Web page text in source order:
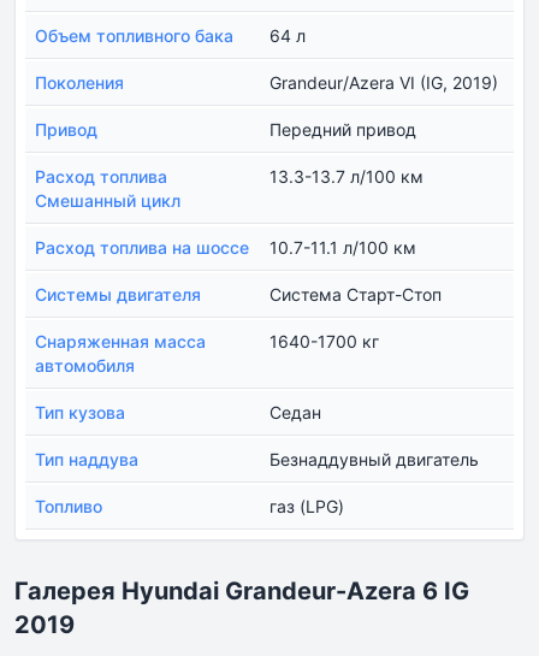
Объем топливного бака 64 л
Поколения Grandeur/Azera VI (IG, 2019)
Привод Передний привод
Расход топлива
Смешанный цикл
13.3-13.7 л/100 км
Расход топлива на шоссе 10.7-11.1 л/100 км
Системы двигателя Система Старт-Стоп
Снаряженная масса
автомобиля
1640-1700 кг
Тип кузова Седан
Тип наддува Безнаддувный двигатель
Топливо газ (LPG)
Галерея Hyundai Grandeur-Azera 6 IG
2019